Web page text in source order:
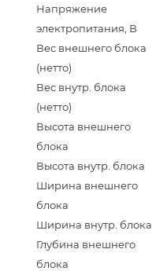
Напряжение
электропитания, В
Вес внешнего блока
(нетто)
Вес внутр. блока
(нетто)
Высота внешнего
блока
Высота внутр. блока
Ширина внешнего
блока
Ширина внутр. блока
Глубина внешнего
блока